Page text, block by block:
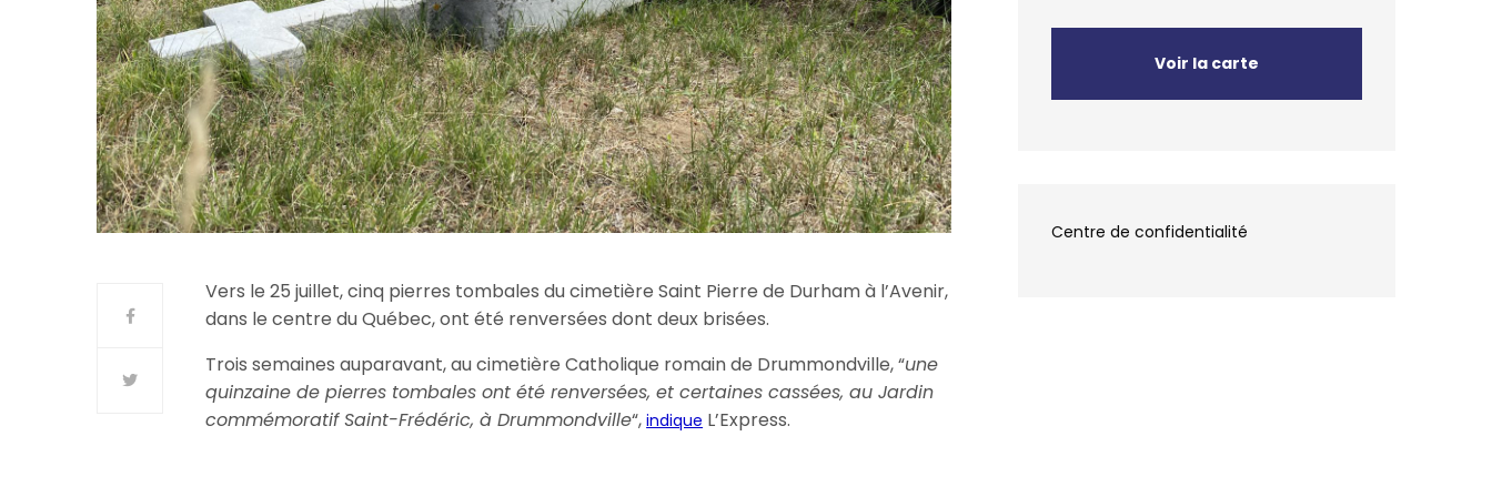
Vers le 25 juillet, cinq pierres tombales du cimetière Saint Pierre de Durham à l’Avenir,
dans le centre du Québec, ont été renversées dont deux brisées.
Trois semaines auparavant, au cimetière Catholique romain de Drummondville, “une
quinzaine de pierres tombales ont été renversées, et certaines cassées, au Jardin
commémoratif Saint-Frédéric, à Drummondville“,indique L’Express.
Voir la carte
Centre de confidentialité